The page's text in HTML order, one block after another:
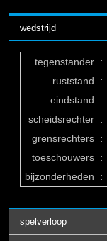
wedstrijd
tegenstander :
ruststand
:
eindstand
:
scheidsrechter :
grensrechters :
toeschouwers :
bijzonderheden
:
spelverloop